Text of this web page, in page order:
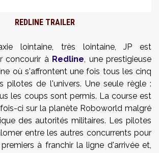
REDLINE TRAILER
lointaine, très lointaine, JP est
concourir à Redline, une prestigieuse
où s'affrontent une fois tous les cinq
pilotes de l'univers. Une seule règle :
les coups sont permis. La course est
ci sur la planète Roboworld malgré
des autorités militaires. Les pilotes
entre les autres concurrents pour
à franchir la ligne d'arrivée et,